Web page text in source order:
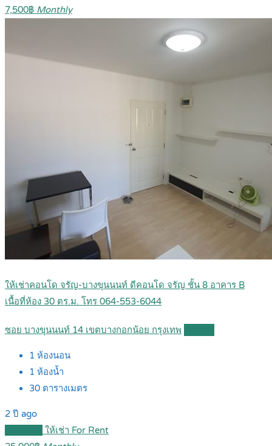
7,500฿ Monthly
ให้เช่าคอนโด จรัญ-บางขุนนนท์ ดีคอนโด จรัญ ชั้น 8 อาคาร B
เนื้อที่ห้อง 30 ตร.ม. โทร 064-553-6044
ซอย บางขุนนนท์ 14 เขตบางกอกน้อย กรุงเทพ
1 ห้องนอน
1 ห้องน้ำ
30 ตารางเมตร
2 ปี ago
ให้เช่า For Rent